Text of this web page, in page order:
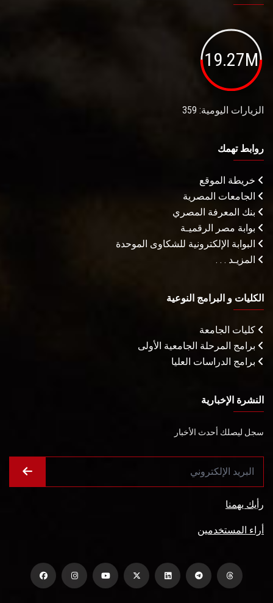
19.27M
الزيارات اليومية: 359
روابط تهمك
خريطة الموقع
الجامعات المصرية
بنك المعرفة المصري
بوابة مصر الرقميـة
البوابة الإلكترونية للشكاوى الموحدة
المزيـد . . .
الكليات و البرامج النوعية
كليات الجامعة
برامج المرحلة الجامعية الأولى
برامج الدراسات العليا
النشرة الإخبارية
سجل ليصلك أحدث الأخبار
رأيك يهمنا
أراء المستخدمين